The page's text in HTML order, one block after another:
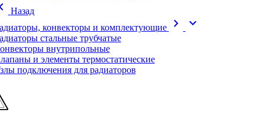
Назад
конвекторы и комплектующие
chevron_right expand_more
стальные трубчатые
внутрипольные
и элементы термостатические
подключения для радиаторов